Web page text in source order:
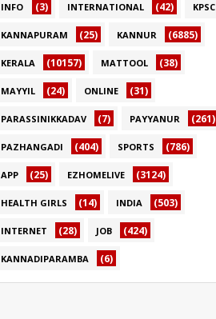
INFO (3) INTERNATIONAL (42) KPSC
KANNAPURAM (25) KANNUR (6885)
KERALA (10157) MATTOOL (38)
MAYYIL (24) ONLINE (31)
PARASSINIKKADAV (7) PAYYANUR (261)
PAZHANGADI (404) SPORTS (786)
APP (25) EZHOMELIVE (3124)
HEALTH GIRLS (14) INDIA (503)
INTERNET (28) JOB (424)
KANNADIPARAMBA (6)